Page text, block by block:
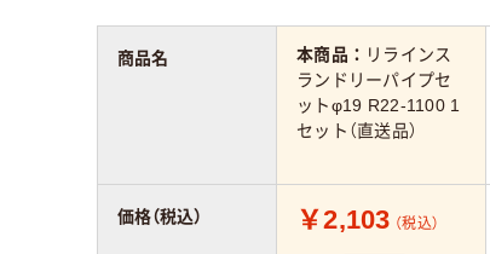
本商品： リラインス
ランドリーパイプセ
ットφ19 R22-1100 1
セット（直送品）
￥2,103 （税込）
商品名
価格（税込）